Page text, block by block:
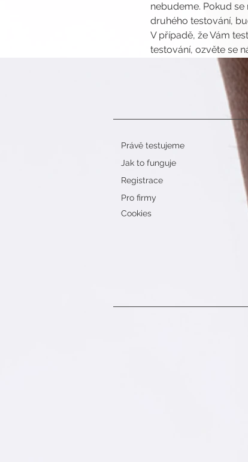
nebudeme. Pokud
druhého testování,
V případě, že Vám
testování, ozvěte se
Právě testujeme
Jak to funguje
Registrace
Pro firmy
Cookies